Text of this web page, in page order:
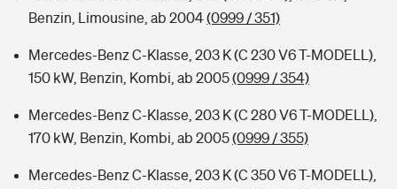
Benzin, Limousine, ab 2004(0999 / 351)
Mercedes-Benz C-Klasse, 203 K (C 230 V6 T-MODELL),
150 kW, Benzin, Kombi, ab 2005(0999 / 354)
Mercedes-Benz C-Klasse, 203 K (C 280 V6 T-MODELL),
170 kW, Benzin, Kombi, ab 2005(0999 / 355)
Mercedes-Benz C-Klasse, 203 K (C 350 V6 T-MODELL),